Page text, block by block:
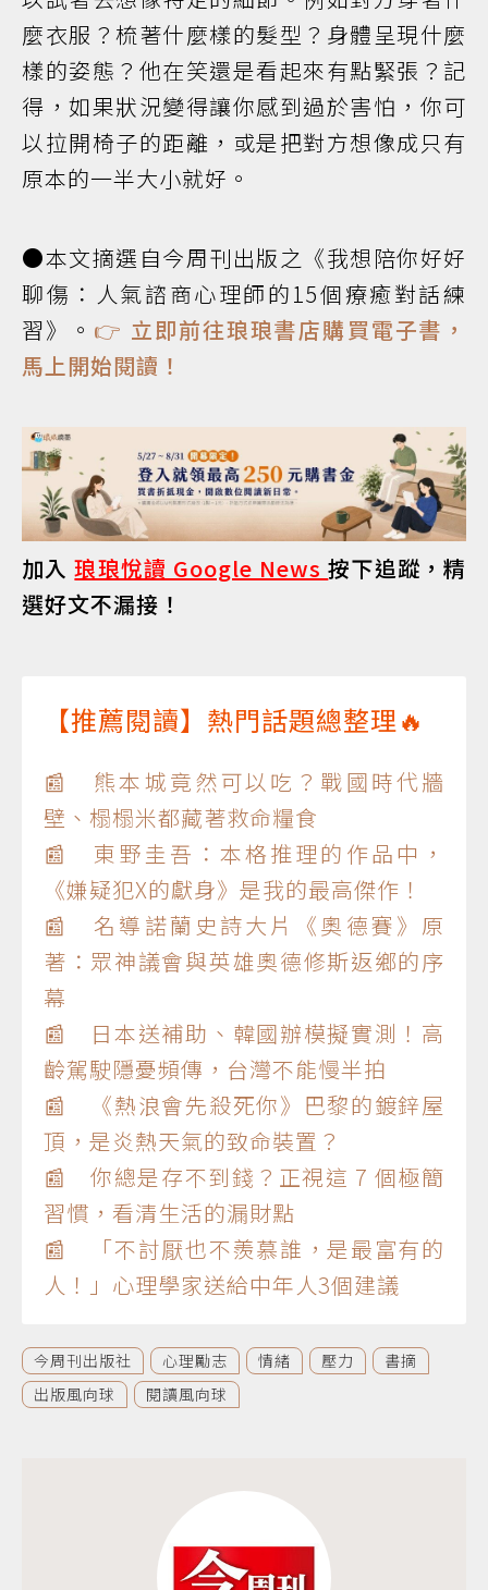
麼衣服？梳著什麼樣的髮型？身體呈現什麼
樣的姿態？他在笑還是看起來有點緊張？記
得，如果狀況變得讓你感到過於害怕，你可
以拉開椅子的距離，或是把對方想像成只有
原本的一半大小就好。
●本文摘選自今周刊出版之《我想陪你好好
聊傷：人氣諮商心理師的15個療癒對話練
習》。 👉 立即前往琅琅書店購買電子書，
馬上開始閱讀！
加入琅琅悅讀 Google News按下追蹤，精
選好文不漏接！
【推薦閱讀】熱門話題總整理🔥
📰 熊本城竟然可以吃？戰國時代牆
壁、榻榻米都藏著救命糧食
📰 東野圭吾：本格推理的作品中，
《嫌疑犯X的獻身》是我的最高傑作！
📰 名導諾蘭史詩大片《奧德賽》原
著：眾神議會與英雄奧德修斯返鄉的序
幕
📰 日本送補助、韓國辦模擬實測！高
齡駕駛隱憂頻傳，台灣不能慢半拍
📰 《熱浪會先殺死你》巴黎的鍍鋅屋
頂，是炎熱天氣的致命裝置？
📰 你總是存不到錢？正視這 7 個極簡
習慣，看清生活的漏財點
📰 「不討厭也不羨慕誰，是最富有的
人！」心理學家送給中年人3個建議
今周刊出版社 心理勵志 情緒 壓力
書摘
出版風向球
閱讀風向球